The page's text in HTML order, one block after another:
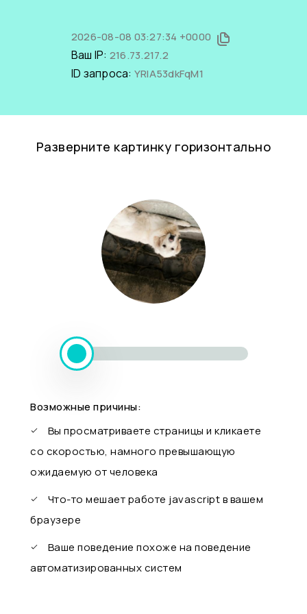
2026-08-08 03:27:34 +0000
Ваш IP: 216.73.217.2
ID запроса: YRIA53dkFqM1
Разверните картинку горизонтально
Возможные причины:
Вы просматриваете страницы и кликаете
со скоростью, намного превышающую
ожидаемую от человека
Что-то мешает работе javascript в вашем
браузере
Ваше поведение похоже на поведение
автоматизированных систем